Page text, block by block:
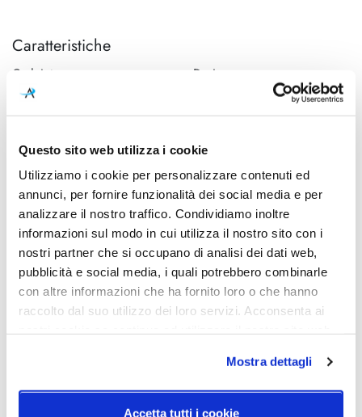
Questo sito web utilizza i cookie
Utilizziamo i cookie per personalizzare contenuti ed
annunci, per fornire funzionalità dei social media e per
analizzare il nostro traffico. Condividiamo inoltre
informazioni sul modo in cui utilizza il nostro sito con i
nostri partner che si occupano di analisi dei dati web,
pubblicità e social media, i quali potrebbero combinarle
con altre informazioni che ha fornito loro o che hanno
raccolto dal suo utilizzo dei loro servizi. Acconsenta ai
Mostra dettagli
Accetta tutti i cookie
Caratteristiche
Cod.Art.
Axia Sospensione
Designer
Vittorio Venezia & Carolina
Dimensioni
Ø780mm - H. max 4000mm
Dimensione
Sorgente luminosa
Led integrato
Potenza e attacco
LED 24V - 2700/3000K -
3510/3570lm - CRI90
Dimmerazione
TRIAC
Diffusore
Vetro Bianco Satinato
Classe energetica
A++
IP
20